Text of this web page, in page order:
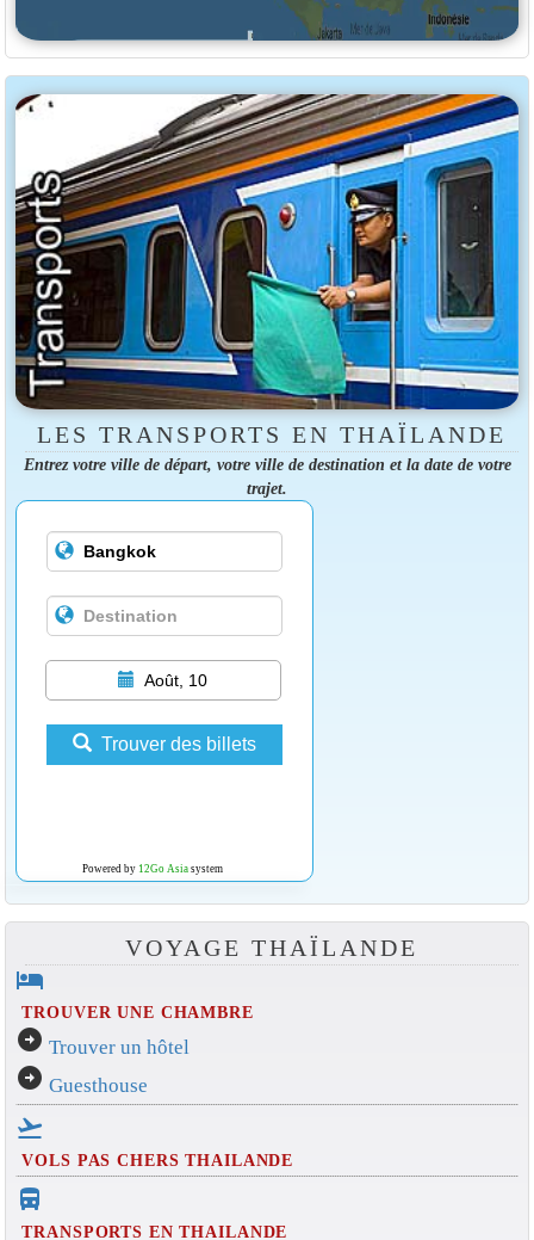
LES TRANSPORTS EN THAÏLANDE
Entrez votre ville de départ, votre ville de destination et la date de votre
trajet.
Août, 10
Trouver des billets
Powered by 12Go Asiasystem
VOYAGE THAÏLANDE
hotel
TROUVER UNE CHAMBRE
arrow_circle_right Trouver un hôtel
arrow_circle_right Guesthouse
flight_takeoff
VOLS PAS CHERS THAILANDE
directions_bus_filled
TRANSPORTS EN THAILANDE